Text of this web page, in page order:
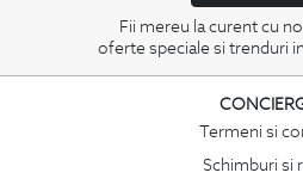
Fii mereu la curent cu
oferte speciale si trenduri
Termeni si
Schimburi si